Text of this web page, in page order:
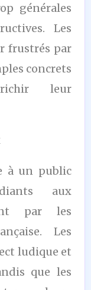
générales
Les
frustrés par
concrets
leur
à un public
aux
par les
Les
ludique et
que les